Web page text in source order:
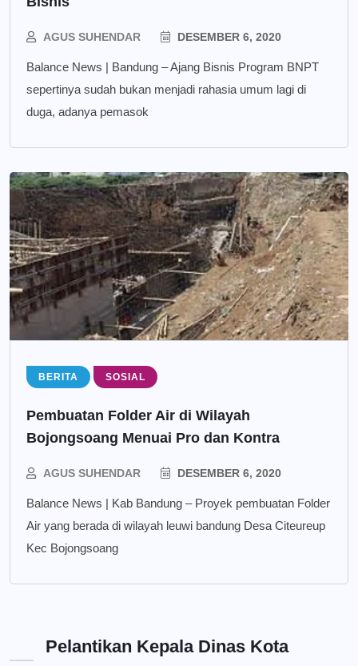
AGUS SUHENDAR DESEMBER 6, 2020
Balance News | Bandung – Ajang Bisnis Program BNPT
sepertinya sudah bukan menjadi rahasia umum lagi di
duga, adanya pemasok
BERITA SOSIAL
Pembuatan Folder Air di Wilayah
Bojongsoang Menuai Pro dan Kontra
AGUS SUHENDAR DESEMBER 6, 2020
Balance News | Kab Bandung – Proyek pembuatan Folder
Air yang berada di wilayah leuwi bandung Desa Citeureup
Kec Bojongsoang
Pelantikan Kepala Dinas Kota